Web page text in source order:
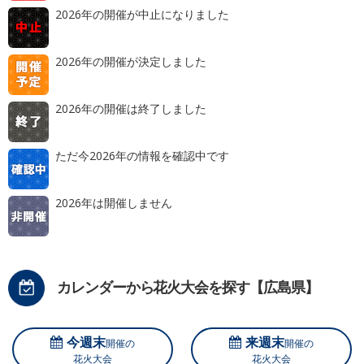
2026年の開催が中止になりました
2026年の開催が決定しました
2026年の開催は終了しました
ただ今2026年の情報を確認中です
2026年は開催しません
カレンダーから花火大会を探す【広島県】
今週末開催の
花火大会
来週末開催の
花火大会